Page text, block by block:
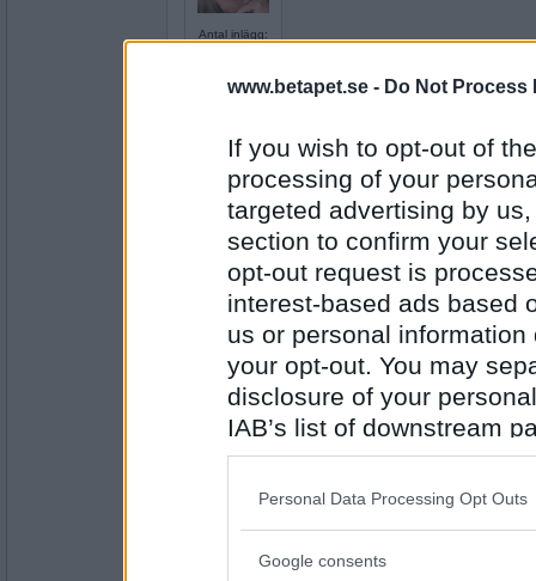
www.betapet.se - Do Not Process
If you wish to opt-out of
processing of your
targeted advertising by
section to confirm your
opt-out request is
interest-based ads based
us or personal
your opt-out. You may
disclosure of your
IAB’s list of downstream
also be disclosed by us
Downstream Participants
Please note that this
Personal Data Processing Opt Outs
Google consents
Antal inlägg:
2266
Prärieklocka
Antal inlägg:
Antal inlägg:
5826
tantsnusk